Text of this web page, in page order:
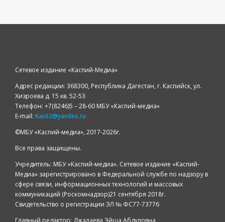
Сетевое издание «Каспий-Медиа»
Адрес редакции: 368300, Республика Дагестан, г. Каспийск, ул.
Хизроева д. 15 кв. 52-53
Телефон: +7(8246)5 – 28-60 МБУ «Каспий-медиа»
E-mail: Kas62@yandex.ru
©️МБУ «Каспий-медиа», 2017-2026г.
Все права защищены.
Учредитель: МБУ «Каспий-медиа». Сетевое издание «Каспий-
Медиа» зарегистрировано в Федеральной службе по надзору в
сфере связи, информационных технологий и массовых
коммуникаций (Роскомнадзор)21 сентября 2018г.
Свидетельство о регистрации ЭЛ № ФС77-73776
Главный редактор: Джалаева Эйша Абдуловна